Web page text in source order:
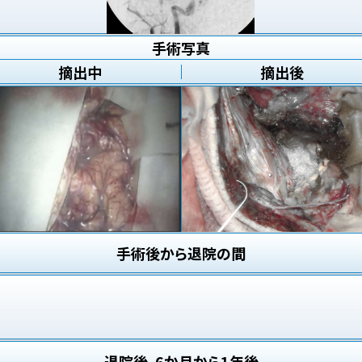
手術写真
摘出中
摘出後
手術後から退院の間